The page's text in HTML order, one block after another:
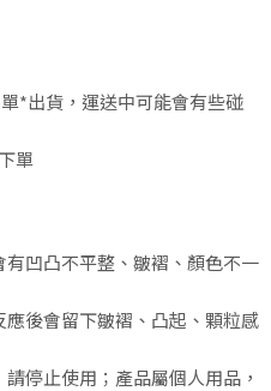
*出貨，運送中可能會有些碰
單
凹凸不平整、皺褶、顏色不一
後會留下皺褶、凸起、顆粒感
停止使用；產品屬個人用品，